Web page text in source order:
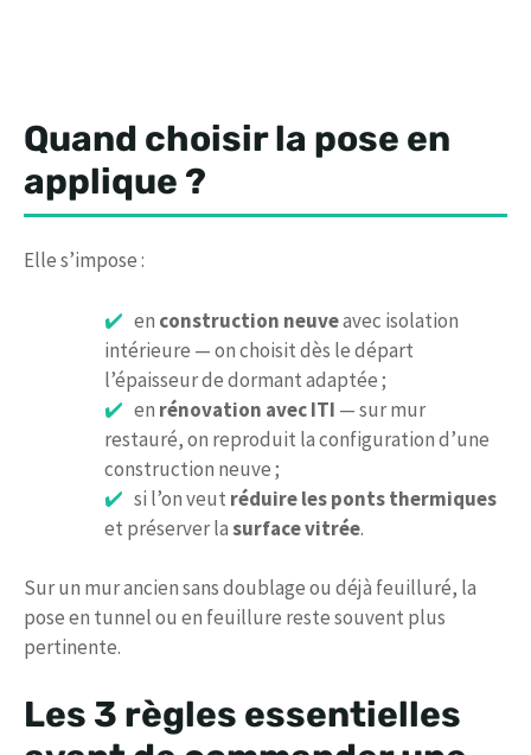
Quand choisir la pose en
applique ?
Elle s’impose :
en construction neuveavec isolation
intérieure — on choisit dès le départ
l’épaisseur de dormant adaptée ;
en rénovation avec ITI — sur mur
restauré, on reproduit la configuration d’une
construction neuve ;
si l’on veut réduire les ponts thermiques
et préserver lasurface vitrée.
Sur un mur ancien sans doublage ou déjà feuilluré, la
pose en tunnel ou en feuillure reste souvent plus
pertinente.
Les 3 règles essentielles